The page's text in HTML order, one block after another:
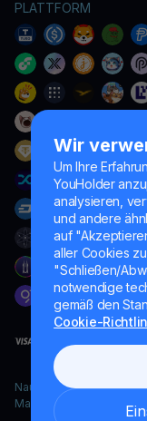
Wir
Um Ihre
YouHolder
analysieren,
und andere
auf
aller Cookies
"Schließen/
notwendige
gemäß den
Cookie-
PLATTFORM
Naumard LTD. –
Marketingzwecke